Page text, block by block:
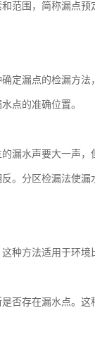
范围，简称漏点
定漏点的检漏方
点的准确位置。
漏水声要大一声，
。分区检漏法使
种方法适用于环境
否存在漏水点。